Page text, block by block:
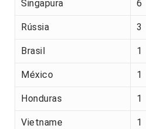
Singapura 6
Rússia 3
Brasil 1
México 1
Honduras 1
Vietname 1